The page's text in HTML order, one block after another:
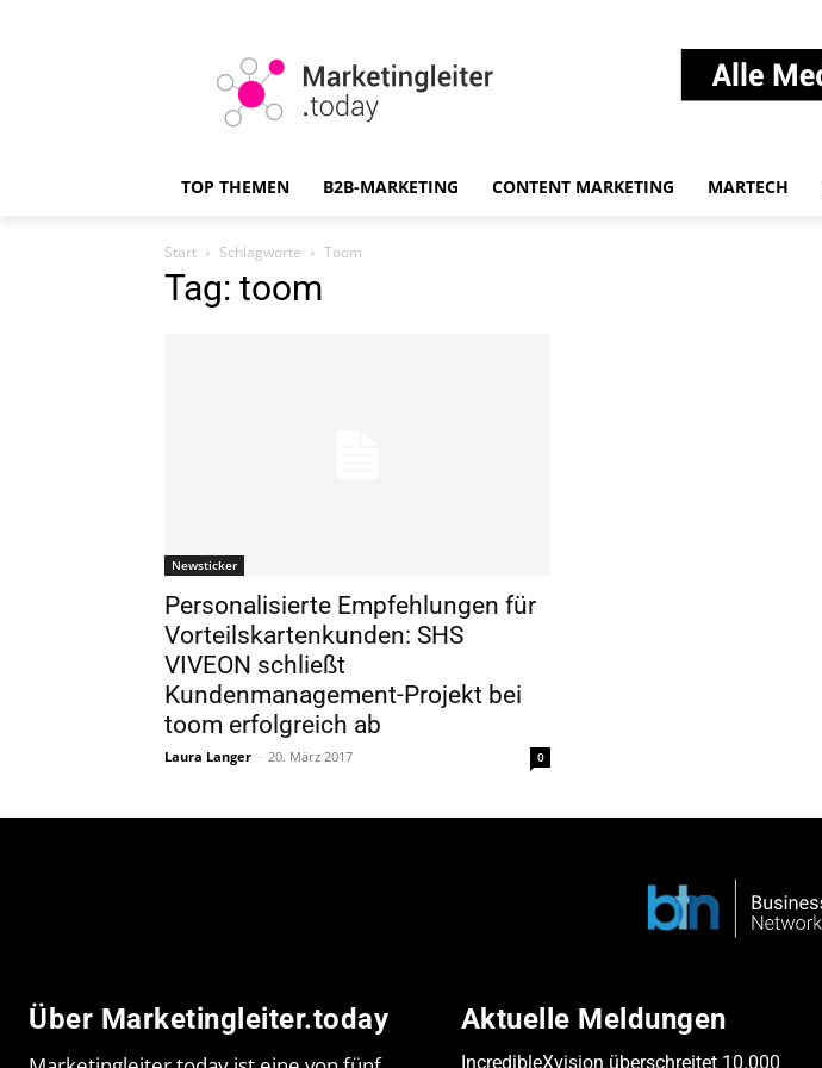
TOP THEMEN B2B-MARKETING CONTENT MARKETING MARTECH
Start Schlagworte Toom
Tag: toom
Newsticker
Personalisierte Empfehlungen für
Vorteilskartenkunden: SHS
VIVEON schließt
Kundenmanagement-Projekt bei
toom erfolgreich ab
Laura Langer - 20. März 2017 0
Über Marketingleiter.today Aktuelle Meldungen
IncredibleXvision überschreitet 10.000